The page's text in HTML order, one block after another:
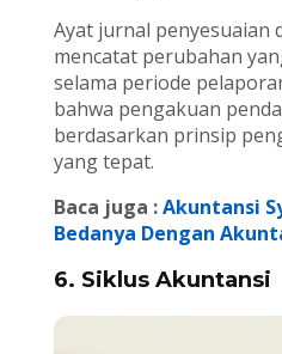
Ayat jurnal penyesuaian
mencatat perubahan
selama periode
bahwa pengakuan
berdasarkan prinsip
yang tepat.
Baca juga :Akuntansi
Bedanya Dengan
6. Siklus Akuntansi